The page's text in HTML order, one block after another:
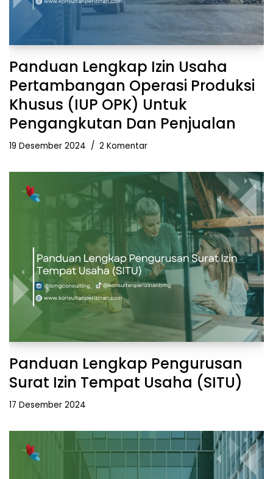
Panduan Lengkap Izin Usaha
Pertambangan Operasi Produksi
Khusus (IUP OPK) Untuk
Pengangkutan Dan Penjualan
19 Desember 2024 2 Komentar
Panduan Lengkap Pengurusan
Surat Izin Tempat Usaha (SITU)
17 Desember 2024